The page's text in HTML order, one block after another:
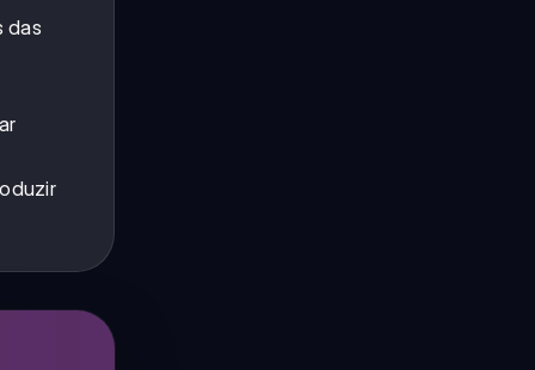
das